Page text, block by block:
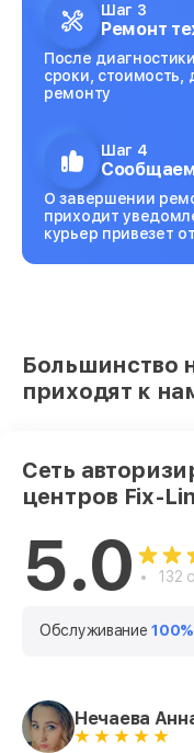
Шаг 3
Ремонт
После
сроки, стоимость,
ремонту
Шаг 4
Сообщаем
О завершении
приходит
курьер привезет
Большинство
приходят к
Сеть
центров Fix-
5.0 132
Обслуживание100%
Нечаева